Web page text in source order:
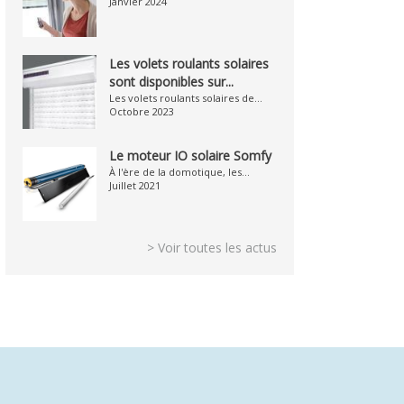
Les volets roulants solaires
sont disponibles sur...
Les volets roulants solaires de...
Octobre 2023
Le moteur IO solaire Somfy
À l'ère de la domotique, les...
Juillet 2021
> Voir toutes les actus